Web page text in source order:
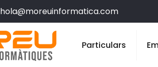
hola@moreuinformatica.com
Particulars